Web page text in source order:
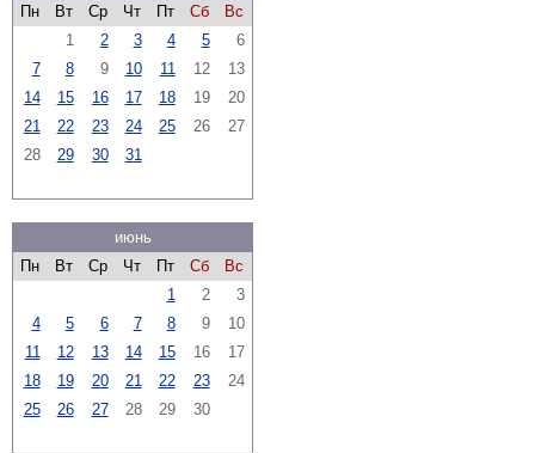
Пн
Вт Ср Чт Пт Сб
Вс
1
2 3 4 5
6
7
8 9 10 11 12
13
14
15 16 17 18 19
20
21
22 23 24 25 26
27
28
29 30 31
июнь
Пн
Вт Ср Чт Пт Сб
Вс
1
2
3
4
5 6 7 8 9
10
11
12 13 14 15 16
17
18
19 20 21 22 23
24
25
26 27 28 29 30